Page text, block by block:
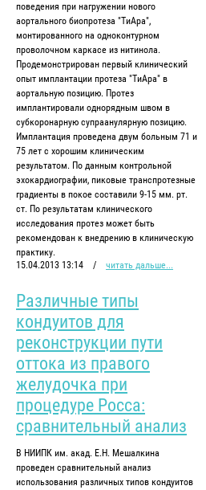
поведения при нагружении нового
аортального биопротеза "ТиАра",
монтированного на одноконтурном
проволочном каркасе из нитинола.
Продемонстрирован первый клинический
опыт имплантации протеза "ТиАра" в
аортальную позицию. Протез
имплантировали однорядным швом в
субкоронарную супраанулярную позицию.
Имплантация проведена двум больным 71 и
75 лет с хорошим клиническим
результатом. По данным контрольной
эхокардиографии, пиковые транспротезные
градиенты в покое составили 9-15 мм. рт.
ст. По результатам клинического
исследования протез может быть
рекомендован к внедрению в клиническую
практику.
15.04.2013 13:14
/ читать дальше...
Различные типы
кондуитов для
реконструкции пути
оттока из правого
желудочка при
процедуре Росса:
сравнительный анализ
В НИИПК им. акад. Е.Н. Мешалкина
проведен сравнительный анализ
использования различных типов кондуитов